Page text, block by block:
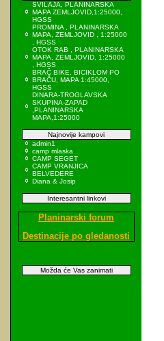
SVILAJA, PLANINARSKA
MAPA ZEMLJOVID,1:25000,
HGSS
PROMINA , PLANINARSKA
MAPA, ZEMLJOVID , 1:25000
, HGSS
OTOK RAB , PLANINARSKA
MAPA, ZEMLJOVID, 1:25000
, HGSS
BRAČ BIKE, BICIKLOM PO
BRAČU, MAPA 1:45000,
HGSS
DINARA-TROGLAVSKA
SKUPINA-ZAPAD
,PLANINARSKA
MAPA,1:25000
Najnovije kampovi
admin1
camp mlaska
CAMP SEGET
CAMP VRANJICA
BELVEDERE
Diana & Josip
Interesantni linkovi
Planinarski forum
Destinacije po gledanosti
Možda će Vas zanimati